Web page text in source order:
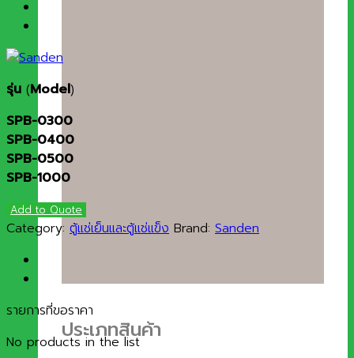
ประเภทสินค้า
รุ่น (Model)
SPB-0300
SPB-0400
SPB-0500
SPB-1000
Add to Quote
Category: ตู้แช่เย็นและตู้แช่แข็ง Brand: Sanden
รายการที่ขอราคา
No products in the list